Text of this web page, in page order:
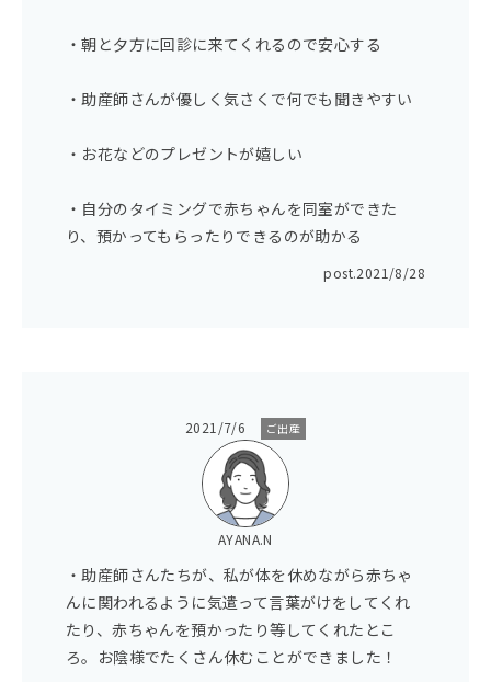
・朝と夕方に回診に来てくれるので安心する
・助産師さんが優しく気さくで何でも聞きやすい
・お花などのプレゼントが嬉しい
・自分のタイミングで赤ちゃんを同室ができた
り、預かってもらったりできるのが助かる
post.2021/8/28
2021/7/6 ご出産
AYANA.N
・助産師さんたちが、私が体を休めながら赤ちゃ
んに関われるように気遣って言葉がけをしてくれ
たり、赤ちゃんを預かったり等してくれたとこ
ろ。お陰様でたくさん休むことができました！